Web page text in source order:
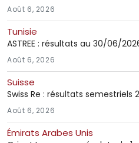
Août 6, 2026
Tunisie
ASTREE : résultats au 30/06/
Août 6, 2026
Suisse
Swiss Re : résultats semestriels
Août 6, 2026
Émirats Arabes Unis